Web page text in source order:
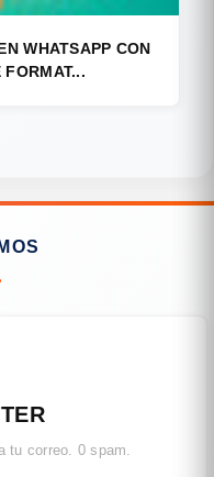
WHATSAPP CON
FORMAT...
tu correo. 0 spam.